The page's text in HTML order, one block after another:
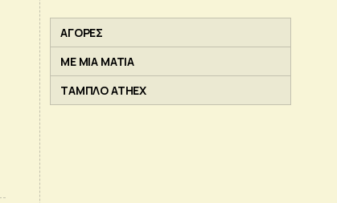
ΑΓΟΡΕΣ
ΜΕ ΜΙΑ ΜΑΤΙΑ
ΤΑΜΠΛΟ ATHEX